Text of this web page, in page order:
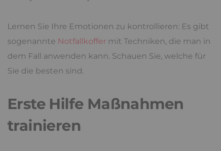
Lernen Sie Ihre Emotionen zu kontrollieren: Es gibt
sogenannte Notfallkoffer mit Techniken, die man in
dem Fall anwenden kann. Schauen Sie, welche für
Sie die besten sind.
Erste Hilfe Maßnahmen
trainieren